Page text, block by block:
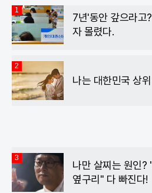
1
7년'동안 갚으라고
자 몰렸다.
2
나는 대한민국 상
3
나만 살찌는 원인?
옆구리" 다 빠진다!